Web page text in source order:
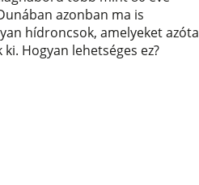
azonban ma is
hídroncsok, amelyeket azóta
Hogyan lehetséges ez?